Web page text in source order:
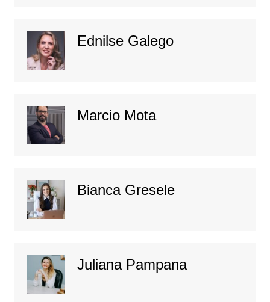
Ednilse Galego
Marcio Mota
Bianca Gresele
Juliana Pampana